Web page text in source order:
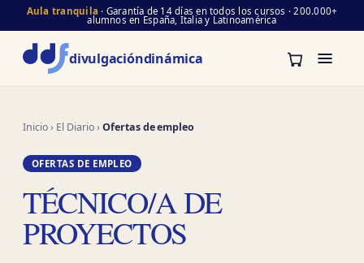
Aula tranquila · Garantía de 14 días en todos los cursos · 200.000+
alumnos en España, Italia y Latinoamérica
divulgacióndinámica
Inicio› El Diario›Ofertas de empleo
OFERTAS DE EMPLEO
TÉCNICO/A DE
PROYECTOS